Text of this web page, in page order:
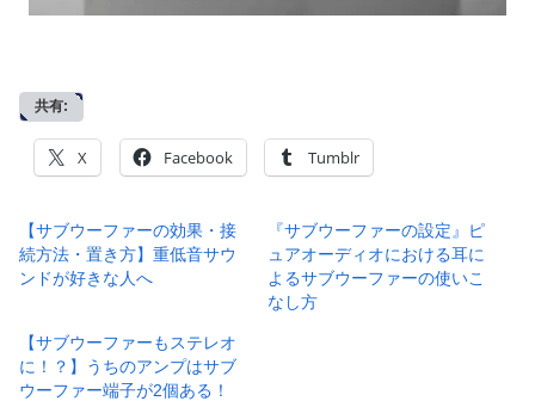
共有:
X Facebook Tumblr
【サブウーファーの効果・接
続方法・置き方】重低音サウ
ンドが好きな人へ
『サブウーファーの設定』ピ
ュアオーディオにおける耳に
よるサブウーファーの使いこ
なし方
【サブウーファーもステレオ
に！？】うちのアンプはサブ
ウーファー端子が2個ある！